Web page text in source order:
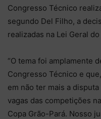
Congresso Técnico
segundo Del Filho, a
realizadas na Lei Geral
“O tema foi amplamente
Congresso Técnico e
em não ter mais a
vagas das competições
Copa Grão-Pará. Nosso